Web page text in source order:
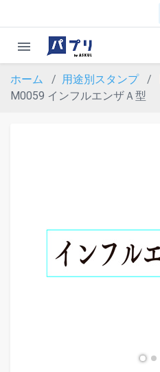
menu
ホーム 用途別スタンプ
M0059 インフルエンザＡ型